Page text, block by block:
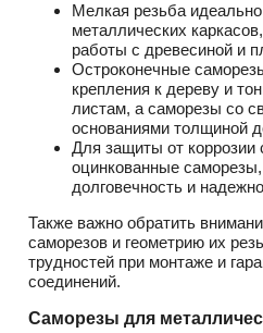
Мелкая резьба
металлических
работы с древесиной и
Остроконечные
крепления к дереву и
листам, а саморезы со
основаниями толщиной
Для защиты от коррозии
оцинкованные
долговечность и
Также важно обратить
саморезов и геометрию их
трудностей при монтаже и
соединений.
Саморезы для